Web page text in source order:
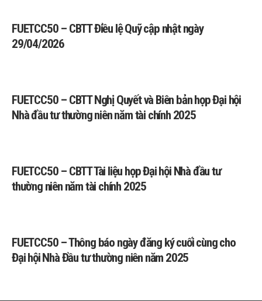
FUETCC50 – CBTT Điều lệ Quỹ cập nhật ngày
29/04/2026
FUETCC50 – CBTT Nghị Quyết và Biên bản họp Đại hội
Nhà đầu tư thường niên năm tài chính 2025
FUETCC50 – CBTT Tài liệu họp Đại hội Nhà đầu tư
thường niên năm tài chính 2025
FUETCC50 – Thông báo ngày đăng ký cuối cùng cho
Đại hội Nhà Đầu tư thường niên năm 2025